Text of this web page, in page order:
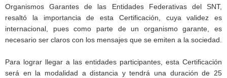
Organismos Garantes de las Entidades Federativas del SNT,
resaltó la importancia de esta Certificación, cuya validez es
internacional, pues como parte de un organismo garante, es
necesario ser claros con los mensajes que se emiten a la sociedad.
Para lograr llegar a las entidades participantes, esta Certificación
será en la modalidad a distancia y tendrá una duración de 25